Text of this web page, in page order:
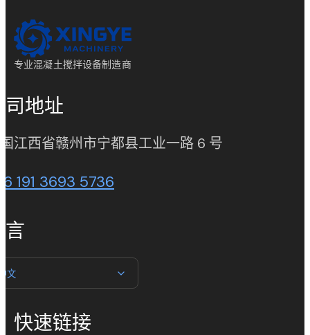
专业混凝土搅拌设备制造商
司地址
江西省赣州市宁都县工业一路 6 号
191 3693 5736
言
文
快速链接